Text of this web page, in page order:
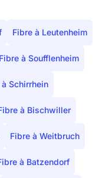
Fibre à Leutenheim
Fibre à Soufflenheim
à Schirrhein
à Bischwiller
Fibre à Weitbruch
à Batzendorf